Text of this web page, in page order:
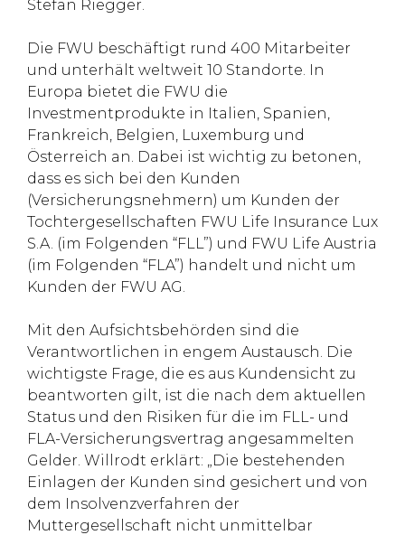
Stefan Riegger.
Die FWU beschäftigt rund 400 Mitarbeiter
und unterhält weltweit 10 Standorte. In
Europa bietet die FWU die
Investmentprodukte in Italien, Spanien,
Frankreich, Belgien, Luxemburg und
Österreich an. Dabei ist wichtig zu betonen,
dass es sich bei den Kunden
(Versicherungsnehmern) um Kunden der
Tochtergesellschaften FWU Life Insurance Lux
S.A. (im Folgenden “FLL”) und FWU Life Austria
(im Folgenden “FLA”) handelt und nicht um
Kunden der FWU AG.
Mit den Aufsichtsbehörden sind die
Verantwortlichen in engem Austausch. Die
wichtigste Frage, die es aus Kundensicht zu
beantworten gilt, ist die nach dem aktuellen
Status und den Risiken für die im FLL- und
FLA-Versicherungsvertrag angesammelten
Gelder. Willrodt erklärt: „Die bestehenden
Einlagen der Kunden sind gesichert und von
dem Insolvenzverfahren der
Muttergesellschaft nicht unmittelbar